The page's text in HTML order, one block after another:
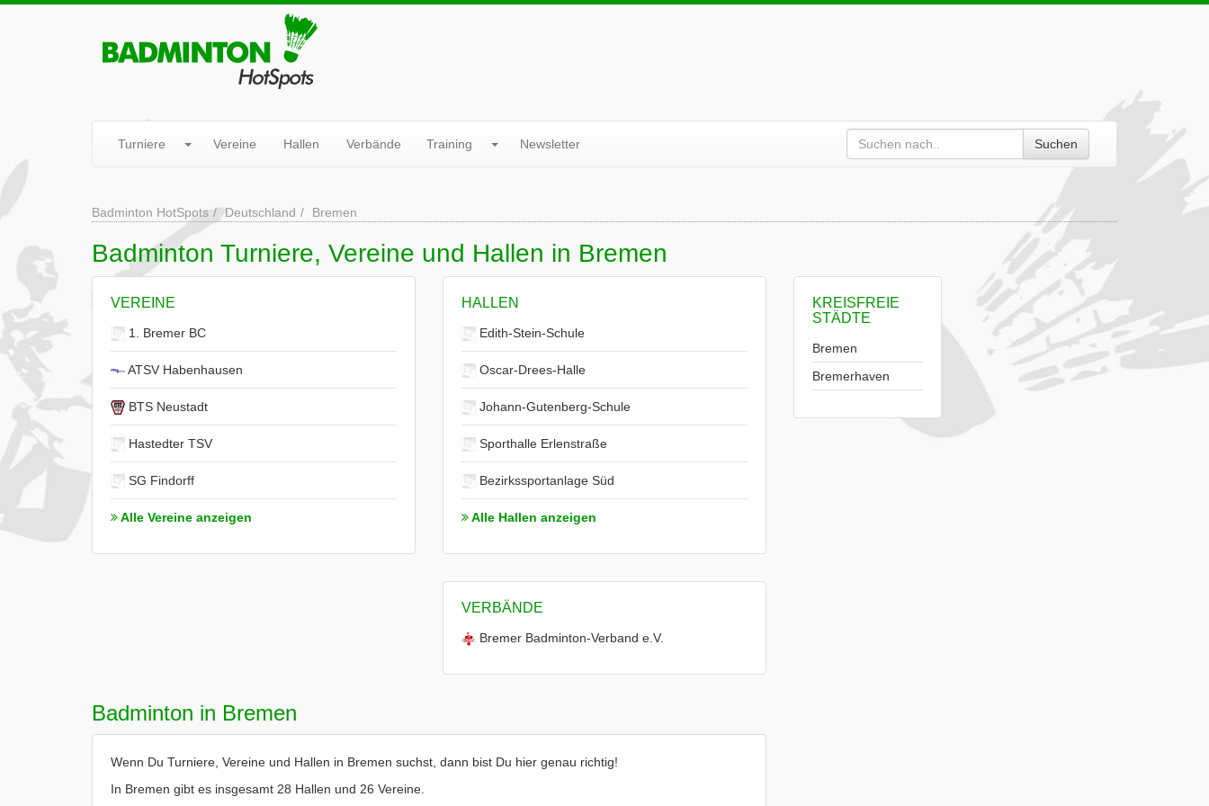
Turniere Vereine Hallen Verbände Training Newsletter Suchen
Badminton HotSpots Deutschland Bremen
Badminton Turniere, Vereine und Hallen in Bremen
VEREINE
1. Bremer BC
ATSV Habenhausen
BTS Neustadt
Hastedter TSV
SG Findorff
Alle Vereine anzeigen
HALLEN
Edith-Stein-Schule
Oscar-Drees-Halle
Johann-Gutenberg-Schule
Sporthalle Erlenstraße
Bezirkssportanlage Süd
Alle Hallen anzeigen
VERBÄNDE
Bremer Badminton-Verband e.V.
Badminton in Bremen
Wenn Du Turniere, Vereine und Hallen in Bremen suchst, dann bist Du hier genau richtig!
In Bremen gibt es insgesamt 28 Hallen und 26 Vereine.
KREISFREIE
STÄDTE
Bremen
Bremerhaven